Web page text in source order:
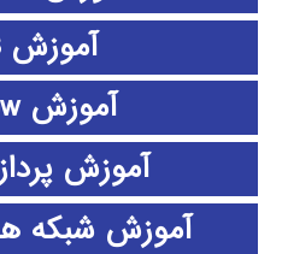
آموزش SPSS
آموزش stateflow
آموزش
آموزش شبکه